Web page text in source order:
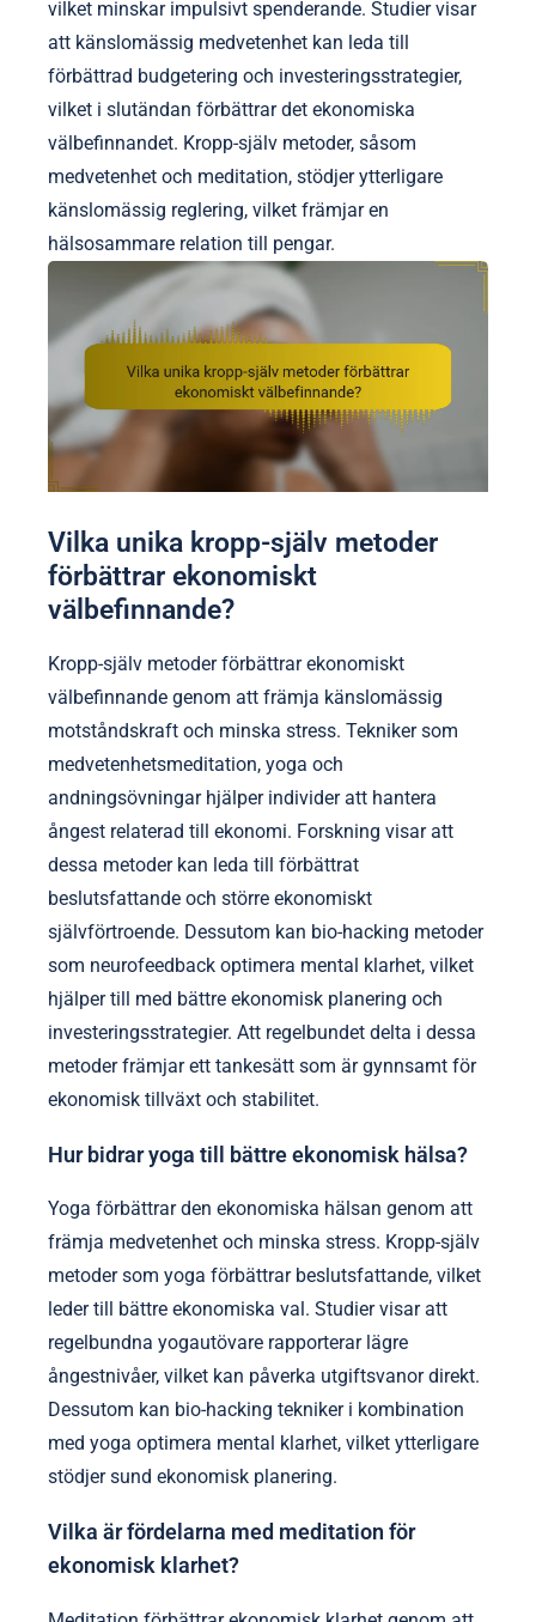
vilket minskar impulsivt spenderande. Studier visar
att känslomässig medvetenhet kan leda till
förbättrad budgetering och investeringsstrategier,
vilket i slutändan förbättrar det ekonomiska
välbefinnandet. Kropp-själv metoder, såsom
medvetenhet och meditation, stödjer ytterligare
känslomässig reglering, vilket främjar en
hälsosammare relation till pengar.
Vilka unika kropp-själv metoder
förbättrar ekonomiskt
välbefinnande?
Kropp-själv metoder förbättrar ekonomiskt
välbefinnande genom att främja känslomässig
motståndskraft och minska stress. Tekniker som
medvetenhetsmeditation, yoga och
andningsövningar hjälper individer att hantera
ångest relaterad till ekonomi. Forskning visar att
dessa metoder kan leda till förbättrat
beslutsfattande och större ekonomiskt
självförtroende. Dessutom kan bio-hacking metoder
som neurofeedback optimera mental klarhet, vilket
hjälper till med bättre ekonomisk planering och
investeringsstrategier. Att regelbundet delta i dessa
metoder främjar ett tankesätt som är gynnsamt för
ekonomisk tillväxt och stabilitet.
Hur bidrar yoga till bättre ekonomisk hälsa?
Yoga förbättrar den ekonomiska hälsan genom att
främja medvetenhet och minska stress. Kropp-själv
metoder som yoga förbättrar beslutsfattande, vilket
leder till bättre ekonomiska val. Studier visar att
regelbundna yogautövare rapporterar lägre
ångestnivåer, vilket kan påverka utgiftsvanor direkt.
Dessutom kan bio-hacking tekniker i kombination
med yoga optimera mental klarhet, vilket ytterligare
stödjer sund ekonomisk planering.
Vilka är fördelarna med meditation för
ekonomisk klarhet?